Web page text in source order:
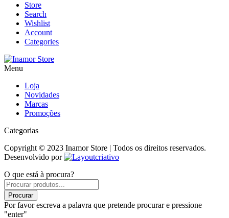
Store
Search
Wishlist
Account
Categories
Menu
Loja
Novidades
Marcas
Promoções
Categorias
Copyright © 2023 Inamor Store | Todos os direitos reservados.
Desenvolvido por
O que está à procura?
Products
search
Procurar
Por favor escreva a palavra que pretende procurar e pressione
"enter"